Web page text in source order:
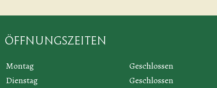
Öffnungszeiten
Montag
Geschlossen
Dienstag
Geschlossen